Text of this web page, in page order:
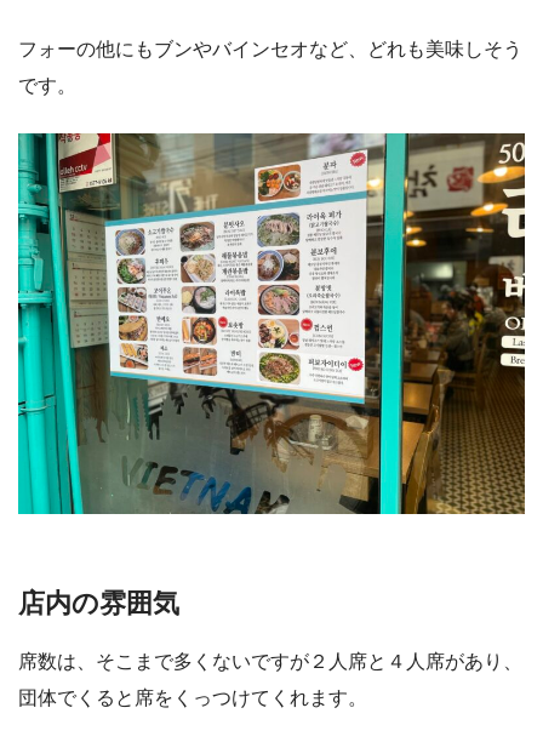
フォーの他にもブンやバインセオなど、どれも美味しそう
です。
店内の雰囲気
席数は、そこまで多くないですが２人席と４人席があり、
団体でくると席をくっつけてくれます。